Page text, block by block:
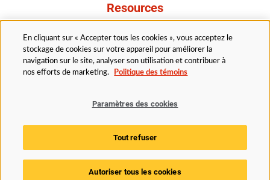
Resources
À propos de nous
Légal Avis de confidentialité
Politique d’accessibilité
Politique des témoins
Paramètres des cookies
© 2025 Husky Technologies. Tous droits réservés.
En cliquant sur « Accepter tous les cookies », vous acceptez le
stockage de cookies sur votre appareil pour améliorer la
navigation sur le site, analyser son utilisation et contribuer à
nos efforts de marketing.
Politique des témoins
Paramètres des cookies
Tout refuser
Autoriser tous les cookies